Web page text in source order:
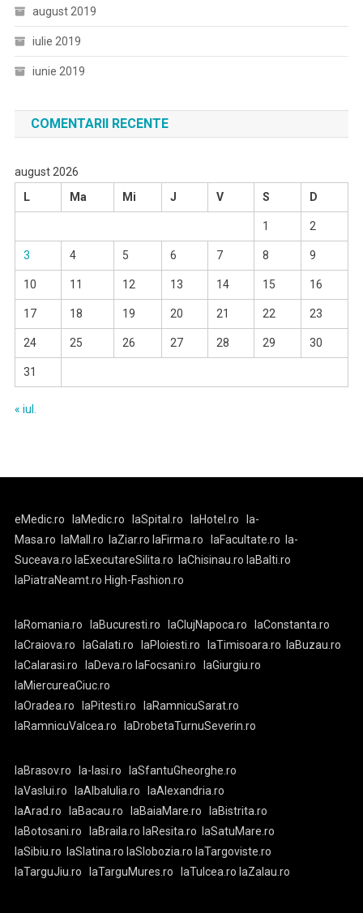
august 2019
iulie 2019
iunie 2019
COMENTARII RECENTE
august 2026
L
Ma Mi J V S D
1 2
3 4 5 6 7 8 9
10 11 12 13 14 15 16
17 18 19 20 21 22 23
24 25 26 27 28 29 30
31
« iul.
eMedic.ro laMedic.ro laSpital.ro laHotel.ro
la-
Masa.ro
laMall.ro laZiar.ro laFirma.ro laFacultate.ro
la-
Suceava.ro laExecutareSilita.ro laChisinau.ro laBalti.ro
laPiatraNeamt.ro High-Fashion.ro
laRomania.ro laBucuresti.ro laClujNapoca.ro
laConstanta.ro
laCraiova.ro
laGalati.ro laPloiesti.ro laTimisoara.ro
laBuzau.ro
laCalarasi.ro
laDeva.ro laFocsani.ro
laGiurgiu.ro
laMiercureaCiuc.ro
laOradea.ro
laPitesti.ro
laRamnicuSarat.ro
laRamnicuValcea.ro
laDrobetaTurnuSeverin.ro
laBrasov.ro la-Iasi.ro
laSfantuGheorghe.ro
laVaslui.ro
laAlbaIulia.ro
laAlexandria.ro
laArad.ro
laBacau.ro laBaiaMare.ro
laBistrita.ro
laBotosani.ro
laBraila.ro laResita.ro
laSatuMare.ro
laSibiu.ro
laSlatina.ro laSlobozia.ro laTargoviste.ro
laTarguJiu.ro
laTarguMures.ro laTulcea.ro laZalau.ro